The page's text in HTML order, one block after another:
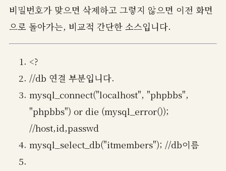
비밀번호가 맞으면 삭제하고 그렇지 않으면 이전 화면
으로 돌아가는, 비교적 간단한 소스입니다.
<?
//db 연결 부분입니다.
mysql_connect("localhost", "phpbbs",
"phpbbs") or die (mysql_error());
//host,id,passwd
mysql_select_db("itmembers"); //db이름